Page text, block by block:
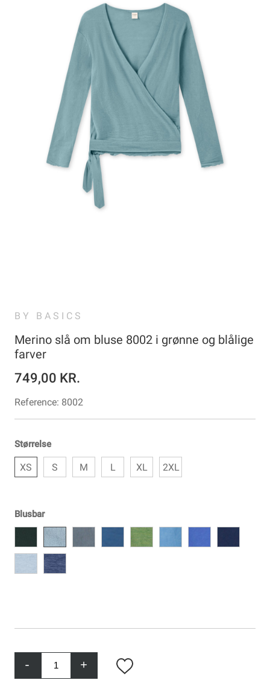
BY BASICS
Merino slå om bluse 8002 i grønne og blålige
farver
749,00 KR.
Reference: 8002
Størrelse
XS S M L XL 2XL
Blusbar
- +